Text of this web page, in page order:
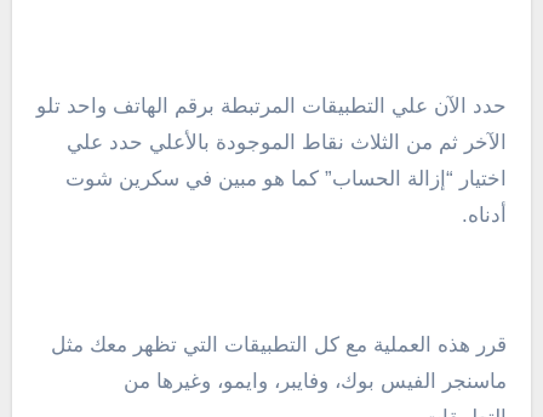
حدد الآن علي التطبيقات المرتبطة برقم الهاتف واحد تلو
الآخر ثم من الثلاث نقاط الموجودة بالأعلي حدد علي
اختيار “إزالة الحساب” كما هو مبين في سكرين شوت
أدناه.
قرر هذه العملية مع كل التطبيقات التي تظهر معك مثل
ماسنجر الفيس بوك، وفايبر، وايمو، وغيرها من